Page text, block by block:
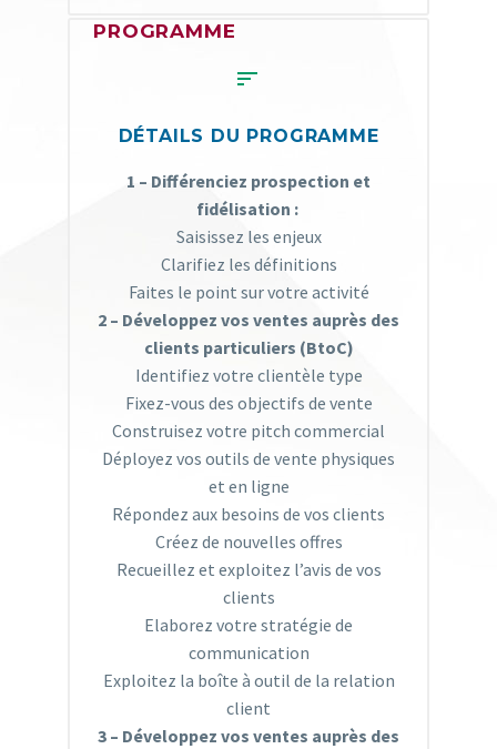
PROGRAMME


DÉTAILS DU PROGRAMME
1 – Différenciez prospection et
fidélisation :
Saisissez les enjeux
Clarifiez les définitions
Faites le point sur votre activité
2 – Développez vos ventes auprès des
clients particuliers (BtoC)
Identifiez votre clientèle type
Fixez-vous des objectifs de vente
Construisez votre pitch commercial
Déployez vos outils de vente physiques
et en ligne
Répondez aux besoins de vos clients
Créez de nouvelles offres
Recueillez et exploitez l’avis de vos
clients
Elaborez votre stratégie de
communication
Exploitez la boîte à outil de la relation
client
3 – Développez vos ventes auprès des